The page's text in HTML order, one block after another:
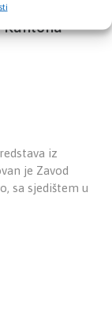
iz
je Zavod
sa sjedištem u